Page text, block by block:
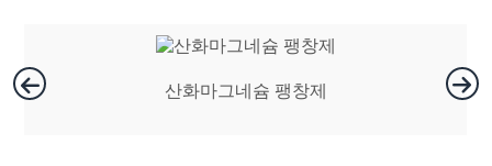
산화마그네슘 팽창제